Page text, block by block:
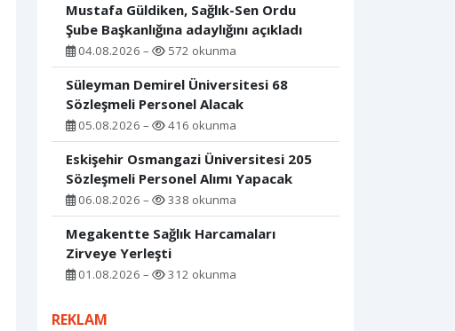
Mustafa Güldiken, Sağlık-Sen Ordu
Şube Başkanlığına adaylığını açıkladı
04.08.2026 – 572 okunma
Süleyman Demirel Üniversitesi 68
Sözleşmeli Personel Alacak
05.08.2026 – 416 okunma
Eskişehir Osmangazi Üniversitesi 205
Sözleşmeli Personel Alımı Yapacak
06.08.2026 – 338 okunma
Megakentte Sağlık Harcamaları
Zirveye Yerleşti
01.08.2026 – 312 okunma
REKLAM